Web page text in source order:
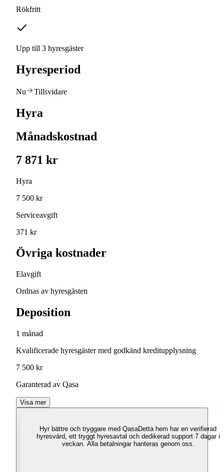
Rökfritt
Upp till 3 hyresgäster
Hyresperiod
Nu Tillsvidare
Hyra
Månadskostnad
7 871 kr
Hyra
7 500 kr
Serviceavgift
371 kr
Övriga kostnader
Elavgift
Ordnas av hyresgästen
Deposition
1 månad
Kvalificerade hyresgäster med godkänd kreditupplysning
7 500 kr
Garanterad av Qasa
Visa mer
Hyr bättre och tryggare med QasaDetta hem har en verifierad
hyresvärd, ett tryggt hyresavtal och dedikerad support 7 dagar i
veckan. Alla betalningar hanteras genom oss.